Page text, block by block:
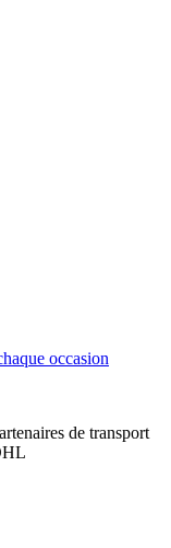
occasion
de transport